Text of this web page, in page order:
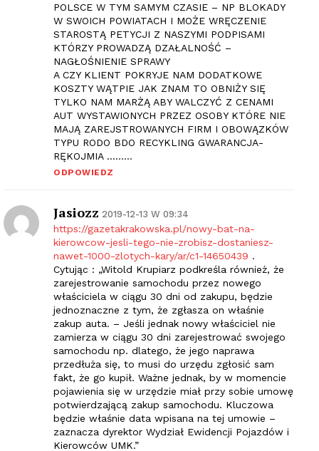
POLSCE W TYM SAMYM CZASIE – NP BLOKADY
W SWOICH POWIATACH I MOŻE WRĘCZENIE
STAROSTĄ PETYCJI Z NASZYMI PODPISAMI
KTÓRZY PROWADZĄ DZAŁALNOŚĆ –
NAGŁOŚNIENIE SPRAWY
A CZY KLIENT POKRYJE NAM DODATKOWE
KOSZTY WĄTPIE JAK ZNAM TO OBNIŻY SIĘ
TYLKO NAM MARŻĄ ABY WALCZYĆ Z CENAMI
AUT WYSTAWIONYCH PRZEZ OSOBY KTÓRE NIE
MAJĄ ZAREJSTROWANYCH FIRM I OBOWĄZKÓW
TYPU RODO BDO RECYKLING GWARANCJA-
RĘKOJMIA ………
ODPOWIEDZ
Jasiozz 2019-12-13 W 09:34
https://gazetakrakowska.pl/nowy-bat-na-
kierowcow-jesli-tego-nie-zrobisz-dostaniesz-
nawet-1000-zlotych-kary/ar/c1-14650439 .
Cytując : „Witold Krupiarz podkreśla również, że
zarejestrowanie samochodu przez nowego
właściciela w ciągu 30 dni od zakupu, będzie
jednoznaczne z tym, że zgłasza on właśnie
zakup auta. – Jeśli jednak nowy właściciel nie
zamierza w ciągu 30 dni zarejestrować swojego
samochodu np. dlatego, że jego naprawa
przedłuża się, to musi do urzędu zgłosić sam
fakt, że go kupił. Ważne jednak, by w momencie
pojawienia się w urzędzie miał przy sobie umowę
potwierdzającą zakup samochodu. Kluczowa
będzie właśnie data wpisana na tej umowie –
zaznacza dyrektor Wydział Ewidencji Pojazdów i
Kierowców UMK.”